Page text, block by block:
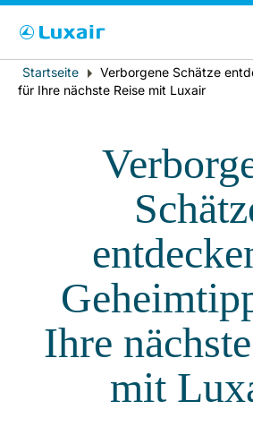
LuxairTours
und Ihre bevorzugte
Wohnsitz
Breadcrumb
Startseite
Verborgene Schätze
für Ihre nächste Reise mit Luxair
Ihre
mit